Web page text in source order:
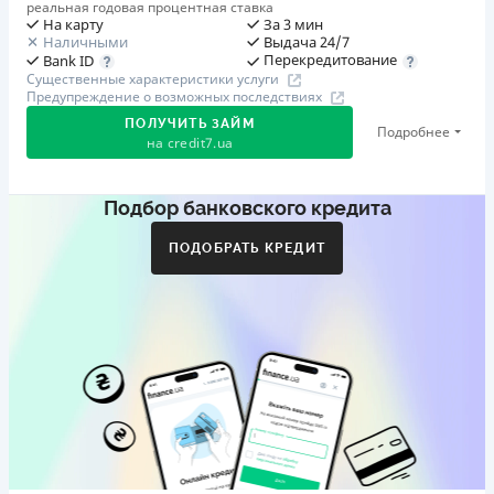
реальная годовая процентная ставка
На карту
Наличными
Bank ID
За 3 мин
Выдача 24/7
Перекредитование
Существенные характеристики услуги
Предупреждение о возможных последствиях
ПОЛУЧИТЬ ЗАЙМ
на credit7.ua
Подробнее
Акция: «Кешбэк за друга»
друг регистрируется и получает первый кредит (от
Бронзовый призер FinAwards 2026 «Лучшая программа
лояльности»
Первый займ
от 0,01%/день до 30 000 ₴
Подбор банковского кредита
ПОДОБРАТЬ КРЕДИТ